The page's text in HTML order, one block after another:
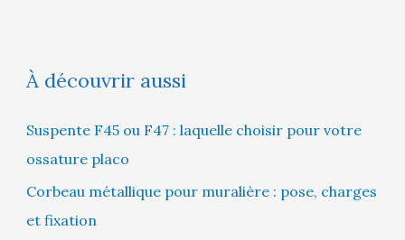
À découvrir aussi
Suspente F45 ou F47 : laquelle choisir pour votre
ossature placo
Corbeau métallique pour muralière : pose, charges
et fixation